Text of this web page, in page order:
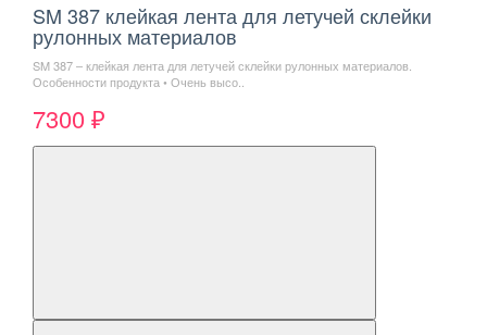
SM 387 клейкая лента для летучей склейки
рулонных материалов
SM 387 – клейкая лента для летучей склейки рулонных материалов.
Особенности продукта • Очень высо..
7300 ₽